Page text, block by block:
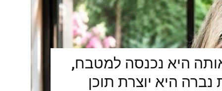
היא נכנסה למטבח,
היא יוצרת תוכן